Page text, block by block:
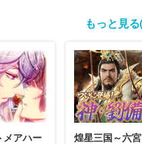
コメント
コメント
もっと見る
メアハー
煌星三国～六宮